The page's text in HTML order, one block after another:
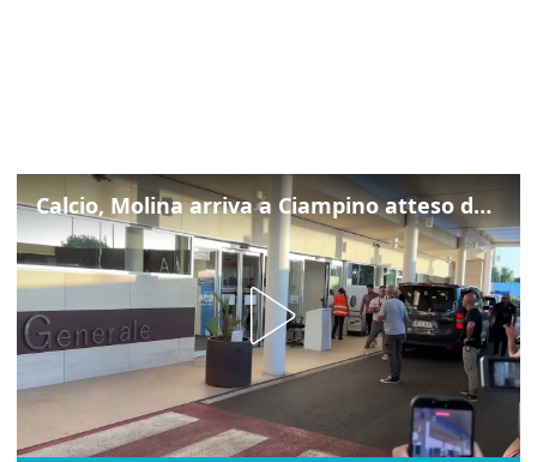
Calcio, Molina arriva a Ciampino atteso dalla Roma